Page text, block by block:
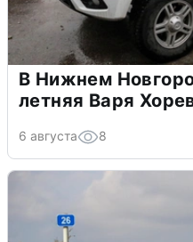
В Нижнем
летняя Варя
6 августа 8